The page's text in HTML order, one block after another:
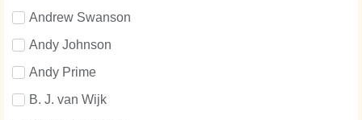
Andrew Swanson
Andy Johnson
Andy Prime
B. J. van Wijk